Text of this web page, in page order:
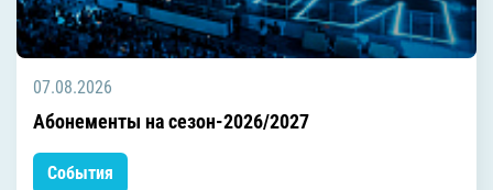
07.08.2026
Абонементы на сезон-2026/2027
События